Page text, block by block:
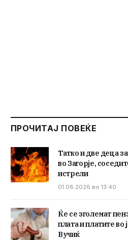
ПРОЧИТАЈ ПОВЕЌЕ
Татко и две деца
во Загорје,
истрели
01.08.2026 во 13:40
Ќе се зголемат
плата и платите во
Вучиќ